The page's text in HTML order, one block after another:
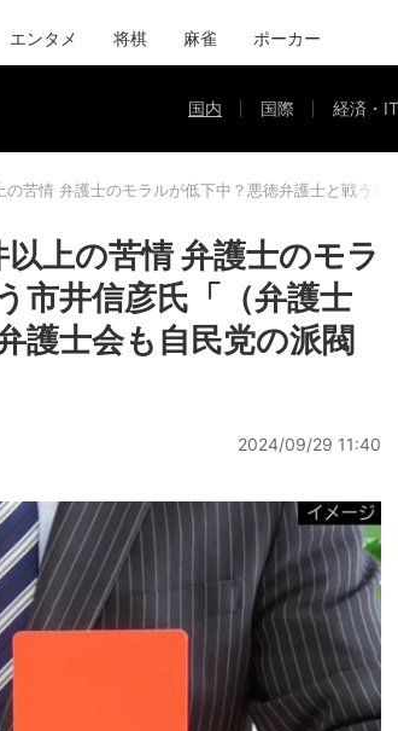
エンタメ 将棋 麻雀 ポーカー
国内 国際 経済・IT
苦情 弁護士のモラルが低下中？悪徳弁護士と戦う市
上の苦情 弁護士のモラ
市井信彦氏「（弁護士
護士会も自民党の派閥
2024/09/29 11:40